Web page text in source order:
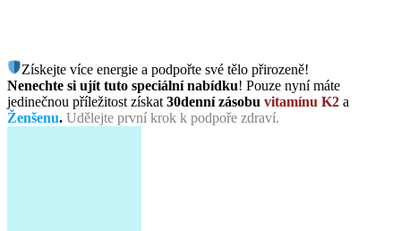
Získejte více energie a podpořte své tělo přirozeně!
Nenechte si ujít tuto speciální nabídku! Pouze nyní máte
jedinečnou příležitost získat 30denní zásobu vitamínu K2 a
Ženšenu. Udělejte první krok k podpoře zdraví.